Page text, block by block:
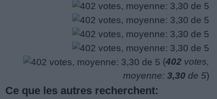
(402 votes,
moyenne: 3,30 de 5)
Ce que les autres recherchent: